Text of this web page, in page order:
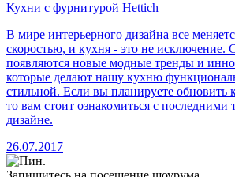
Кухни с фурнитурой Hettich
В мире интерьерного дизайна все
скоростью, и кухня - это не
появляются новые модные тренды и
которые делают нашу кухню
стильной. Если вы планируете обновить
то вам стоит ознакомиться с последними
дизайне.
26.07.2017